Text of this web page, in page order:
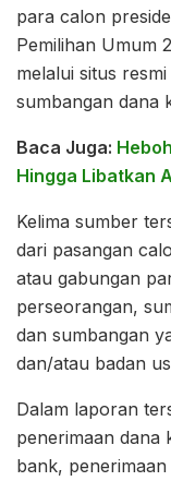
para calon
Pemilihan Umum
melalui situs
sumbangan dana
Baca Juga:
Hingga Libatkan
Kelima sumber
dari pasangan
atau gabungan
perseorangan,
dan sumbangan
dan/atau badan
Dalam laporan
penerimaan dana
bank,